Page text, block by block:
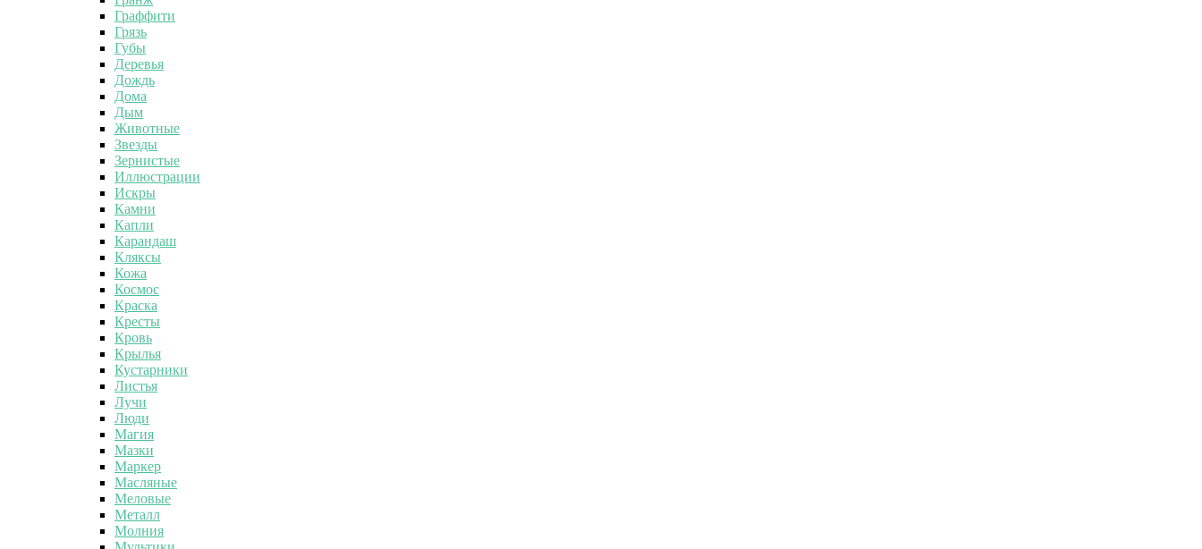
Граффити
Грязь
Губы
Деревья
Дождь
Дома
Дым
Животные
Звезды
Зернистые
Иллюстрации
Искры
Камни
Капли
Карандаш
Кляксы
Кожа
Космос
Краска
Кресты
Кровь
Крылья
Кустарники
Листья
Лучи
Люди
Магия
Мазки
Маркер
Масляные
Меловые
Металл
Молния